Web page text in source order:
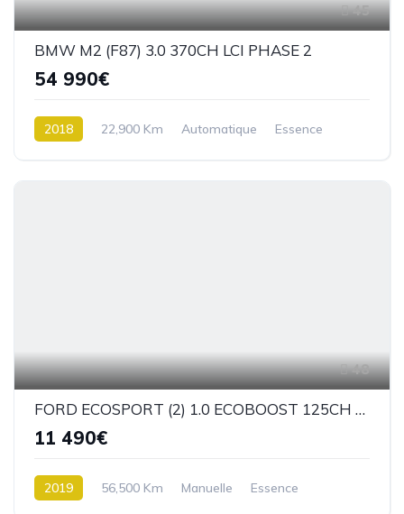
45
BMW M2 (F87) 3.0 370CH LCI PHASE 2
54 990€
2018 22,900 Km Automatique
Essence
48
FORD ECOSPORT (2) 1.0 ECOBOOST 125CH ST-LINE BM6
11 490€
2019 56,500 Km Manuelle
Essence